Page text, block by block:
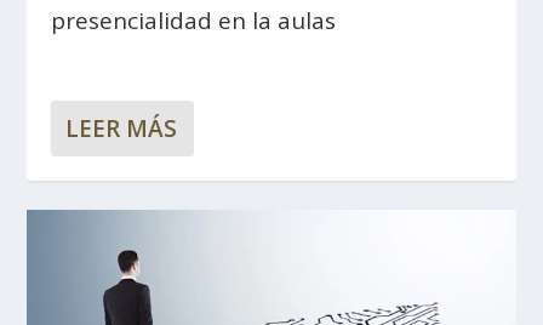
presencialidad en la aulas
LEER MÁS